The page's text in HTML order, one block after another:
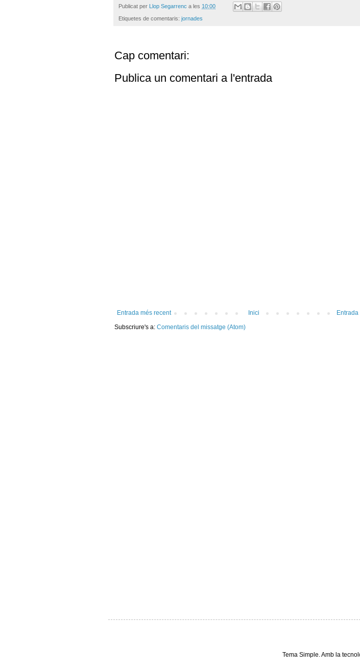
Publicat per Llop Segarrenc a les 10:00
Etiquetes de comentaris: jornades
Cap comentari:
Publica un comentari a l'entrada
Entrada més recent
Inici
Subscriure's a: Comentaris del missatge (Atom)
Tema Simple. Amb la